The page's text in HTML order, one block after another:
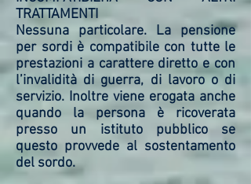
TRATTAMENTI
Nessuna particolare. La pensione
per sordi è compatibile con tutte le
prestazioni a carattere diretto e con
l’invalidità di guerra, di lavoro o di
servizio. Inoltre viene erogata anche
quando la persona è ricoverata
presso un istituto pubblico se
questo provvede al sostentamento
del sordo.